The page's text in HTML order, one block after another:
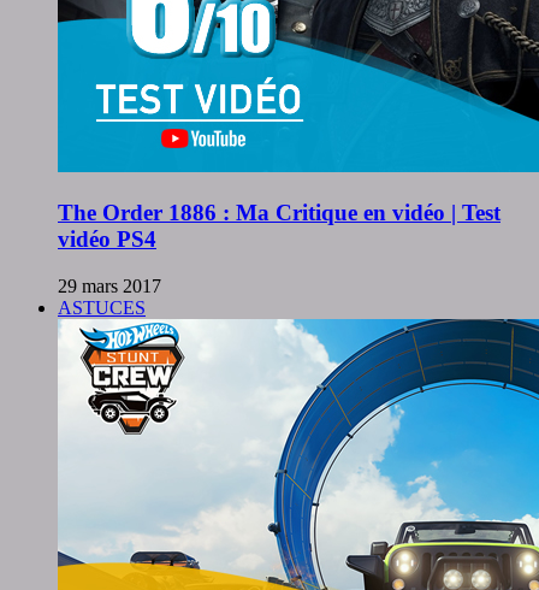
The Order 1886 : Ma Critique en vidéo | Test
vidéo PS4
29 mars 2017
ASTUCES